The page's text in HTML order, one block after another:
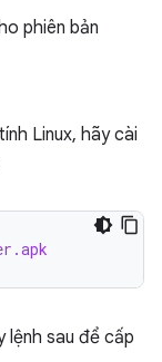
phiên bản
Linux, hãy cài
lệnh sau để cấp